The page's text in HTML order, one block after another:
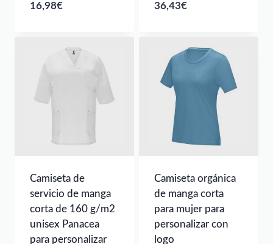
16,98€
36,43€
Camiseta de
servicio de manga
corta de 160 g/m2
unisex Panacea
para personalizar
Camiseta orgánica
de manga corta
para mujer para
personalizar con
logo